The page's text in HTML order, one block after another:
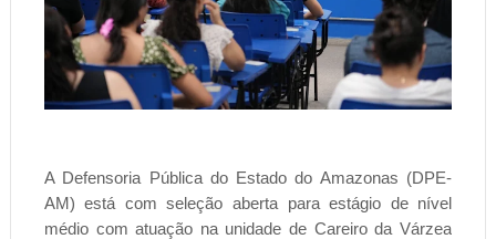
A Defensoria Pública do Estado do Amazonas (DPE-
AM) está com seleção aberta para estágio de nível
médio com atuação na unidade de Careiro da Várzea